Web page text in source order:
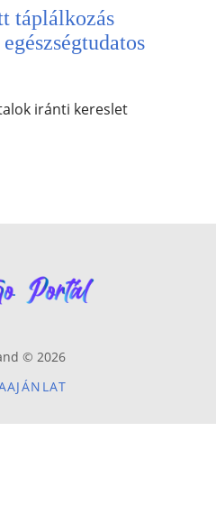
táplálkozás
iránti kereslet
© 2026